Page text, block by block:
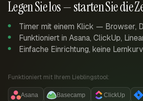
Legen Sie los — starten Sie die
Timer mit einem Klick — Browser,
Funktioniert in Asana, ClickUp,
Einfache Einrichtung, keine
Funktioniert mit Ihrem Lieblingstool:
Asana Basecamp ClickUp